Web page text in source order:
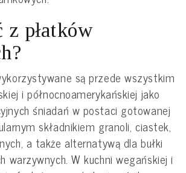
z płatków
są przede wszystkim
i północnoamerykańskiej jako
śniadań w postaci gotowanej
składnikiem granoli, ciastek,
a także alternatywą dla bułki
W kuchni wegańskiej i